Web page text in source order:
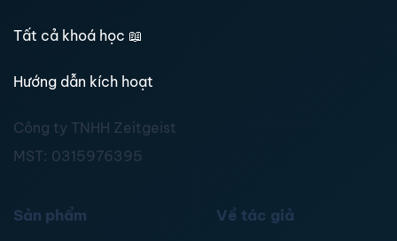
Tất cả khoá học 📖
Hướng dẫn kích hoạt
Công ty TNHH Zeitgeist
MST: 0315976395
Sản phẩm Về tác giả